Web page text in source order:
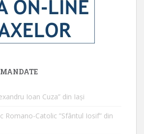
Ioan Cuza” din Iaşi
Romano-Catolic ”Sfântul Iosif” din